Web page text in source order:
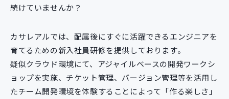
続けていませんか？
カサレアルでは、配属後にすぐに活躍できるエンジニアを
育てるための新入社員研修を提供しております。
疑似クラウド環境にて、アジャイルベースの開発ワークシ
ョップを実施、チケット管理、バージョン管理等を活用し
たチーム開発環境を体験することによって「作る楽しさ」